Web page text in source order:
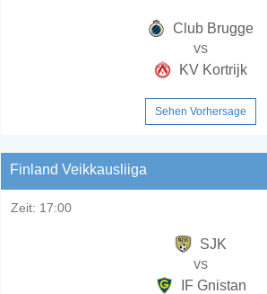
Club Brugge
vs
KV Kortrijk
Sehen Vorhersage
Finland Veikkausliiga
Zeit: 17:00
SJK
vs
IF Gnistan